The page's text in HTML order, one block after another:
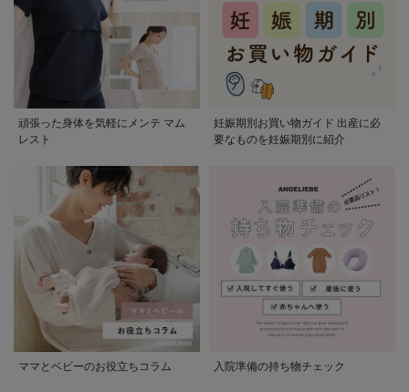
頑張った身体を気軽にメンテ マム
レスト
妊娠期別お買い物ガイド 出産に必
要なものを妊娠期別に紹介
ママとベビーのお役立ちコラム 入院準備の持ち物チェック